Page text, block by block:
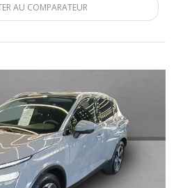
AU COMPARATEUR